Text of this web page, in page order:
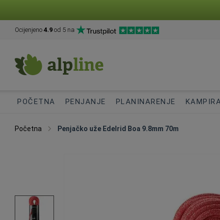
Ocijenjeno 4.9 od 5 na
POČETNA PENJANJE PLANINARENJE
Početna Penjačko uže Edelrid Boa 9.8mm 70m
of